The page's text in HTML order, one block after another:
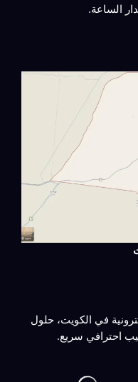
الساعة.
في الكويت، حلول
احترافي سريع.